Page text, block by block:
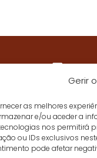
Gerir
as melhores
e/ou aceder a
nos permitirá
ou IDs exclusivos
pode afetar